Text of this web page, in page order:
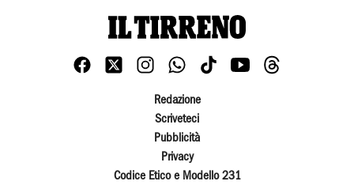
Redazione
Scriveteci
Pubblicità
Privacy
Codice Etico e Modello 231